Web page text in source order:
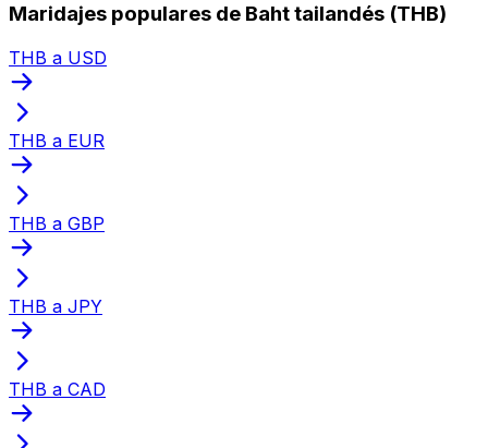
Maridajes populares de Baht tailandés (THB)
THB a USD
THB a EUR
THB a GBP
THB a JPY
THB a CAD